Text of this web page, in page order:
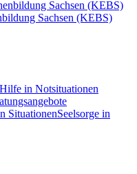
Sachsen (KEBS)
Hilfe in Notsituationen
Seelsorge in